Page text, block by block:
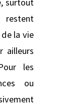
surtout
restent
la vie
ailleurs
les
ou